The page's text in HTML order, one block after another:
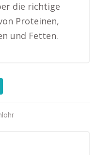
die richtige
Proteinen,
und Fetten.